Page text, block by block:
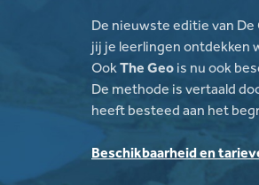
De nieuwste editie van
jij je leerlingen ontdekken
OokThe Geo is nu ook
De methode is vertaald
heeft besteed aan het
Beschikbaarheid en